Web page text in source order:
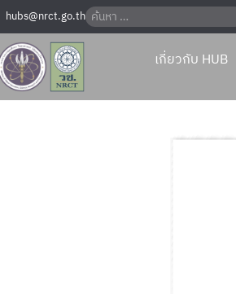
hubs@nrct.go.th
เกี่ยวกับ HUB